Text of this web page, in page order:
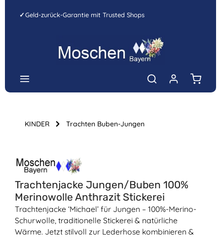
Zum Hauptinhalt springen
✓Geld-zurück-Garantie mit Trusted Shops
KINDER Trachten Buben-Jungen
Trachtenjacke Jungen/Buben 100%
Merinowolle Anthrazit Stickerei
Trachtenjacke ‘Michael’ für Jungen – 100%-Merino-
Schurwolle, traditionelle Stickerei & natürliche
Wärme. Jetzt stilvoll zur Lederhose kombinieren &